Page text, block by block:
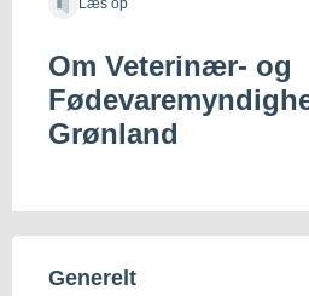
Læs op
Om Veterinær- og
Grønland
Generelt